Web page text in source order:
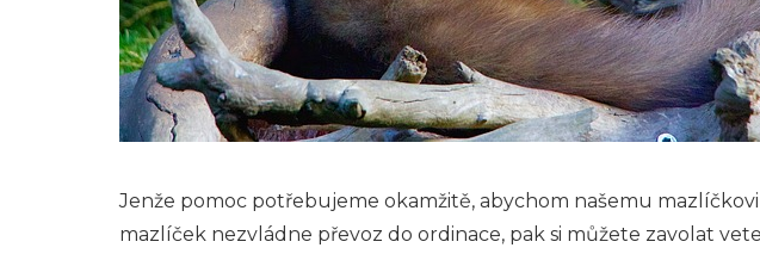
Jenže pomoc potřebujeme okamžitě, abychom našemu
mazlíček nezvládne převoz do ordinace, pak si můžete zavolat